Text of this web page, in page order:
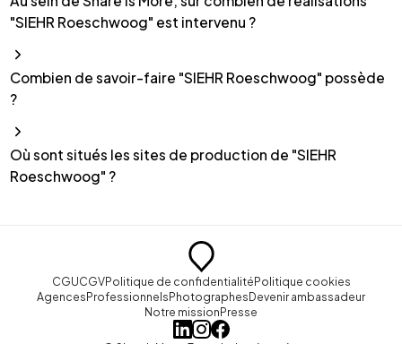
"SIEHR Roeschwoog" est intervenu ?
Combien de savoir-faire "SIEHR Roeschwoog" possède
?
Où sont situés les sites de production de "SIEHR
Roeschwoog" ?
CGUCGVPolitique de confidentialitéPolitique cookies
AgencesProfessionnelsPhotographesDevenir ambassadeur
Notre missionPresse